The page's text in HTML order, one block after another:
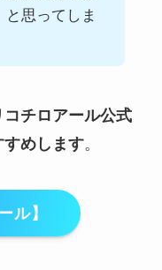
と思ってしま
コチロアール公式
めします。
ル】